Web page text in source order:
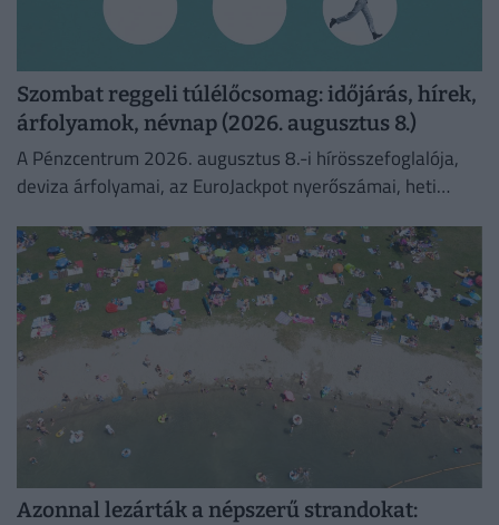
Szombat reggeli túlélőcsomag: időjárás, hírek,
árfolyamok, névnap (2026. augusztus 8.)
A Pénzcentrum 2026. augusztus 8.-i hírösszefoglalója,
deviza árfolyamai, az EuroJackpot nyerőszámai, heti
Azonnal lezárták a népszerű strandokat: